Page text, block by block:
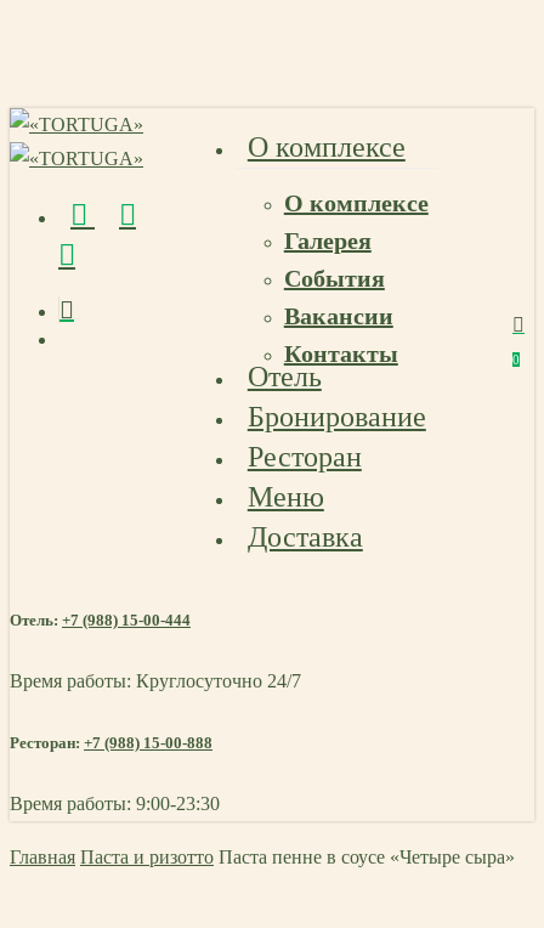
content
vk telegram
0
О комплексе
О комплексе
Галерея
События
Вакансии
Контакты
Отель
Бронирование
Ресторан
Меню
Доставка
Отель: +7 (988) 15-00-444
Время работы: Круглосуточно 24/7
Ресторан: +7 (988) 15-00-888
Время работы: 9:00-23:30
Главная Паста и ризотто Паста пенне в соусе «Четыре сыра»